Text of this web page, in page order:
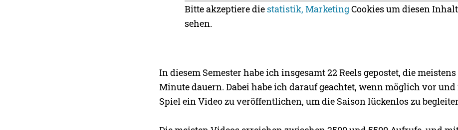
Bitte akzeptiere die statistik, MarketingCookies um diesen
sehen.
In diesem Semester habe ich insgesamt 22 Reels gepostet, die
Minute dauern. Dabei habe ich darauf geachtet, wenn möglich vor und
Spiel ein Video zu veröffentlichen, um die Saison lückenlos zu